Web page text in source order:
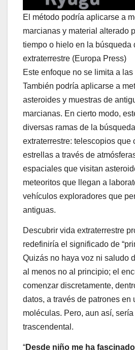
El método podría aplicarse a
marcianas y material alterado
tiempo o hielo en la búsqueda
extraterrestre (Europa Press)
Este enfoque no se limita a
También podría aplicarse a
asteroides y muestras de
marcianas. En cierto modo,
diversas ramas de la
extraterrestre: telescopios que
estrellas a través de
espaciales que visitan
meteoritos que llegan a
vehículos exploradores que
antiguas.
Descubrir vida extraterrestre
redefiniría el significado de
Quizás no haya voz ni saludo
al menos no al principio; el
comenzar discretamente,
datos, a través de patrones en
moléculas. Pero, aun así,
trascendental.
“Desde niño me ha